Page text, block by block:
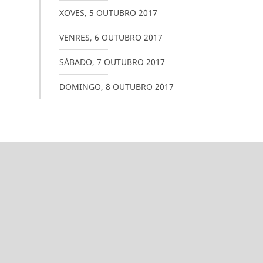
XOVES, 5 OUTUBRO 2017
VENRES, 6 OUTUBRO 2017
SÁBADO, 7 OUTUBRO 2017
DOMINGO, 8 OUTUBRO 2017